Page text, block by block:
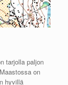
tarjolla paljon
on
hyvillä